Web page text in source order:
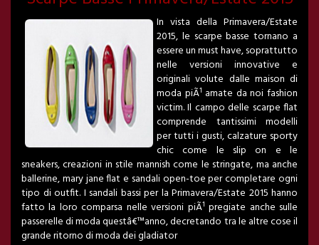
In vista della Primavera/Estate
2015, le scarpe basse tornano a
essere un must have, soprattutto
nelle versioni innovative e
originali volute dalle maison di
moda piÃ¹ amate da noi fashion
victim. Il campo delle scarpe flat
comprende tantissimi modelli
per tutti i gusti, calzature sporty
chic come le slip on e le
sneakers, creazioni in stile mannish come le stringate, ma anche
ballerine, mary jane flat e sandali open-toe per completare ogni
tipo di outfit. I sandali bassi per la Primavera/Estate 2015 hanno
fatto la loro comparsa nelle versioni piÃ¹ pregiate anche sulle
passerelle di moda questâ€™anno, decretando tra le altre cose il
grande ritorno di moda dei gladiator